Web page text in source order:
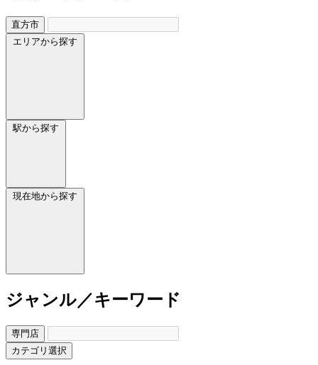
直方市
エリアから探す
駅から探す
現在地から探す
ジャンル／キーワード
専門店
カテゴリ選択